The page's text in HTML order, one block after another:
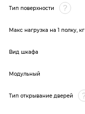
Тип поверхности
Макс нагрузка на 1 полку, кг
Вид шкафа
Модульный
Тип открывание дверей